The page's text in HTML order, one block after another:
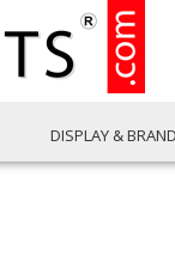
DISPLAY &